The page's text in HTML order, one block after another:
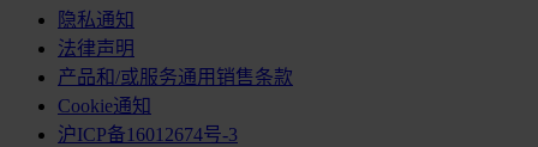
隐私通知
法律声明
产品和/或服务通用销售条款
Cookie通知
沪ICP备16012674号-3